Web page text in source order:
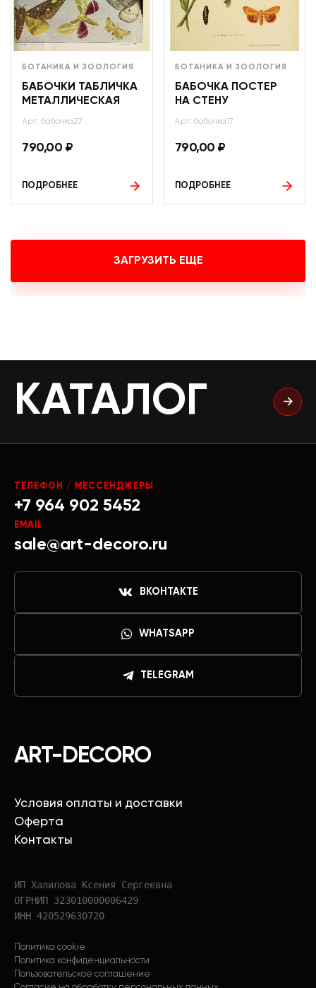
БОТАНИКА И ЗООЛОГИЯ
БАБОЧКИ ТАБЛИЧКА
МЕТАЛЛИЧЕСКАЯ
Арт: бабочка27
790,00 ₽
ПОДРОБНЕЕ
БОТАНИКА И ЗООЛОГИЯ
БАБОЧКА ПОСТЕР
НА СТЕНУ
Арт: бабочка17
790,00 ₽
ПОДРОБНЕЕ
ЗАГРУЗИТЬ ЕЩЕ
КАТАЛОГ
ART-DECORO
Условия оплаты и доставки
Оферта
Контакты
ИП Халилова Ксения Сергеевна
ОГРНИП 323010000006429
ИНН 420529630720
Политика cookie
Политика конфиденциальности
Пользовательское соглашение
ТЕЛЕФОН / МЕССЕНДЖЕРЫ
+7 964 902 5452
EMAIL
sale@art-decoro.ru
ВКОНТАКТЕ
WHATSAPP
TELEGRAM